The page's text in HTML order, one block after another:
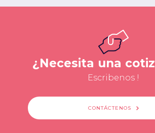
¿Necesita una
Escribenos !
CONTÁCTENOS